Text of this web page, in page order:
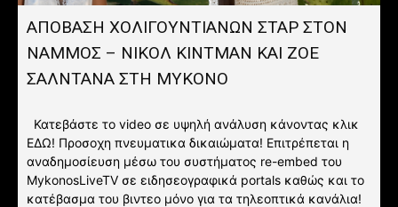
ΑΠΟΒΑΣΗ ΧΟΛΙΓΟΥΝΤΙΑΝΩΝ ΣΤΑΡ ΣΤΟΝ
NΑΜΜΟΣ – ΝΙΚΟΛ ΚΙΝΤΜΑΝ ΚΑΙ ΖΟΕ
ΣΑΛΝΤΑΝΑ ΣΤΗ ΜΥΚΟΝΟ
Κατεβάστε το video σε υψηλή ανάλυση κάνοντας κλικ
ΕΔΩ! Προσοχη πνευματικα δικαιώματα! Επιτρέπεται η
αναδημοσίευση μέσω του συστήματος re-embed του
MykonosLiveTV σε ειδησεογραφικά portals καθώς και το
κατέβασμα του βιντεο μόνο για τα τηλεοπτικά κανάλια!